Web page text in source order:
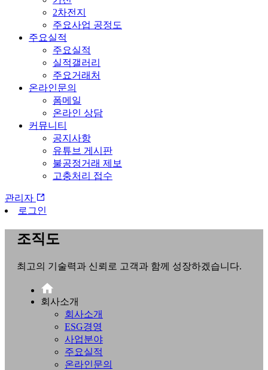
2차전지
주요사업 공정도
주요실적
주요실적
실적갤러리
주요거래처
온라인문의
폼메일
온라인 상담
커뮤니티
공지사항
유튜브 게시판
불공정거래 제보
고충처리 접수
관리자
로그인
조직도
최고의 기술력과 신뢰로 고객과 함께 성장하겠습니다.
회사소개
회사소개
ESG경영
사업분야
주요실적
온라인문의